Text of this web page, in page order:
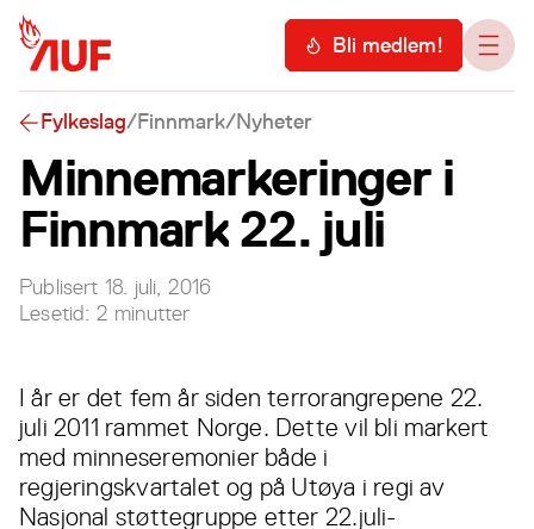
Hopp til hovedinnhold MenyBli medlem!
Fylkeslag/Finnmark/Nyheter
Minnemarkeringer i
Finnmark 22. juli
Publisert 18. juli, 2016
Lesetid: 2 minutter
I år er det fem år siden terrorangrepene 22.
juli 2011 rammet Norge. Dette vil bli markert
med minneseremonier både i
regjeringskvartalet og på Utøya i regi av
Nasjonal støttegruppe etter 22.juli-